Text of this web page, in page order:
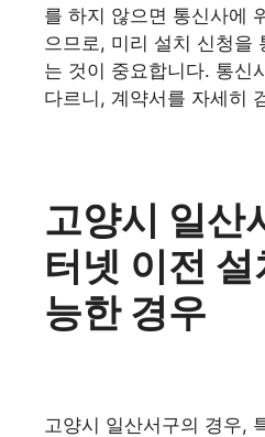
를 하지 않으면 통신사에
으므로, 미리 설치 신청을
는 것이 중요합니다. 통신
다르니, 계약서를 자세히
고양시 일산
터넷 이전
능한 경우
고양시 일산서구의 경우,